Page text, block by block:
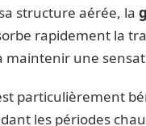
structure aérée, la
rapidement la
maintenir une
particulièrement
les périodes